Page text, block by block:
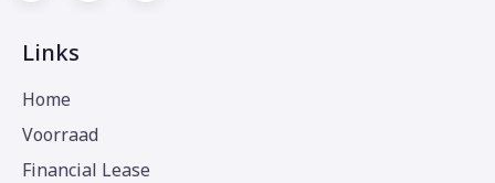
Links
Home
Voorraad
Financial Lease